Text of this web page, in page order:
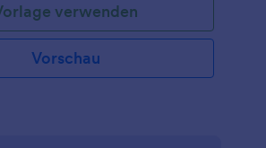
verwenden
Vorschau